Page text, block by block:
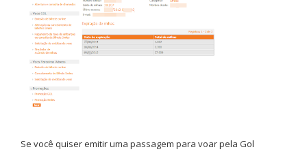
Se você quiser emitir uma passagem para voar pela Gol